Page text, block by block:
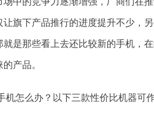
旗下产品推行的进度提升不少，
是那些看上去还比较新的手机，
产品。